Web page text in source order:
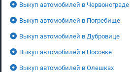
Выкуп автомобилей в Червонограде
Выкуп автомобилей в Погребище
Выкуп автомобилей в Дубровице
Выкуп автомобилей в Носовке
Выкуп автомобилей в Олешках